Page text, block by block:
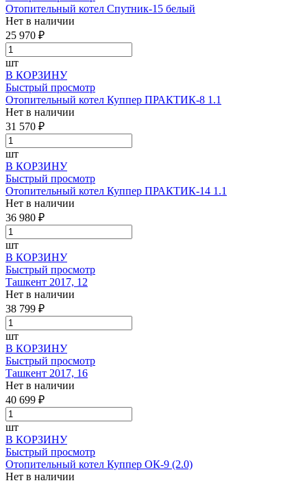
Отопительный котел Спутник-15 белый
Нет в наличии
25 970 ₽
шт
В КОРЗИНУ
Быстрый просмотр
Отопительный котел Куппер ПРАКТИК-8 1.1
Нет в наличии
31 570 ₽
шт
В КОРЗИНУ
Быстрый просмотр
Отопительный котел Куппер ПРАКТИК-14 1.1
Нет в наличии
36 980 ₽
шт
В КОРЗИНУ
Быстрый просмотр
Ташкент 2017, 12
Нет в наличии
38 799 ₽
шт
В КОРЗИНУ
Быстрый просмотр
Ташкент 2017, 16
Нет в наличии
40 699 ₽
шт
В КОРЗИНУ
Быстрый просмотр
Отопительный котел Куппер ОК-9 (2.0)
Нет в наличии